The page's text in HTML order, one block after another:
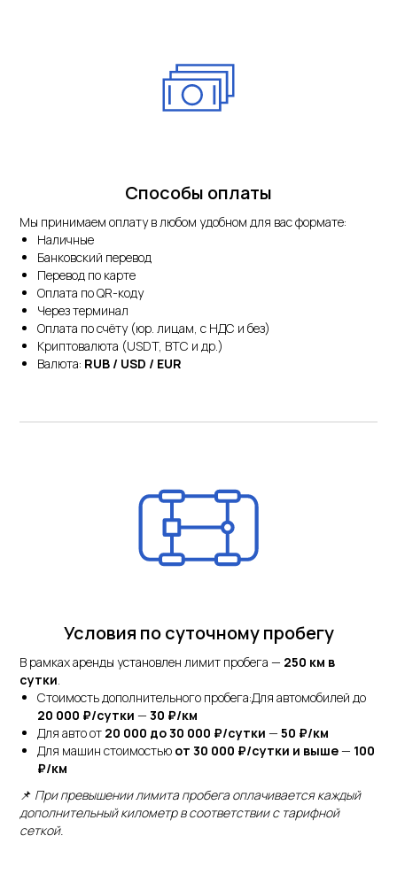
Способы оплаты
Мы принимаем оплату в любом удобном для вас формате:
Наличные
Банковский перевод
Перевод по карте
Оплата по QR-коду
Через терминал
Оплата по счёту (юр. лицам, с НДС и без)
Криптовалюта (USDT, BTC и др.)
Валюта: RUB / USD / EUR
Условия по суточному пробегу
В рамках аренды установлен лимит пробега — 250 км в
сутки
Стоимость дополнительного пробега:Для автомобилей до
20 000 ₽/сутки —30 ₽/км
Для авто от 20 000 до 30 000 ₽/сутки —50 ₽/км
Для машин стоимостью от 30 000 ₽/сутки и выше— 100
₽/км
📌 При превышении лимита пробега оплачивается каждый
дополнительный километр в соответствии с тарифной
сеткой.
Услуги
Дополнительные услуги